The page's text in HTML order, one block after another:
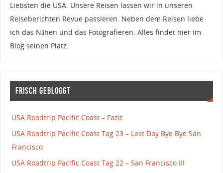
Liebsten die USA. Unsere Reisen lassen wir in unseren
Reiseberichten Revue passieren. Neben dem Reisen liebe
ich das Nähen und das Fotografieren. Alles findet hier im
Blog seinen Platz.
Frisch gebloggt
USA Roadtrip Pacific Coast – Fazit
USA Roadtrip Pacific Coast Tag 23 – Last Day Bye Bye San
Francisco
USA Roadtrip Pacific Coast Tag 22 – San Francisco III